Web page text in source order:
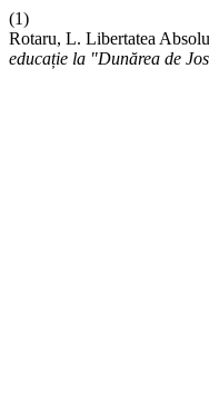
(1)
Rotaru, L. Libertatea
educație la "Dunărea de